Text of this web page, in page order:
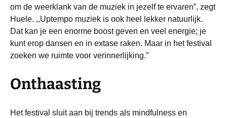
om de weerklank van de muziek in jezelf te ervaren”, zegt
Huele. ,,Uptempo muziek is ook heel lekker natuurlijk.
Dat kan je een enorme boost geven en veel energie; je
kunt erop dansen en in extase raken. Maar in het festival
zoeken we ruimte voor verinnerlijking.”
Onthaasting
Het festival sluit aan bij trends als mindfulness en